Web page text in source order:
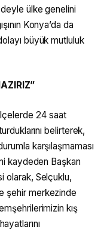
ülke genelini
Konya’da da
büyük mutluluk
24 saat
belirterek,
karşılaşmaması
kaydeden Başkan
olarak, Selçuklu,
şehir merkezinde
kış